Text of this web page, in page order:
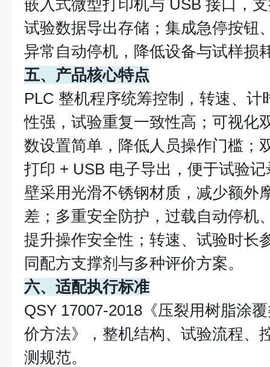
嵌入式微型打印机与 USB 接口，
试验数据导出存储；集成急停按钮
异常自动停机，降低设备与试样损
五、产品核心特点
PLC 整机程序统筹控制，转速、计
性强，试验重复一致性高；可视化
数设置简单，降低人员操作门槛；
打印 + USB 电子导出，便于试验
壁采用光滑不锈钢材质，减少额外
差；多重安全防护，过载自动停机
提升操作安全性；转速、试验时长
同配方支撑剂与多种评价方案。
六、适配执行标准
QSY 17007-2018《压裂用树脂涂
价方法》，整机结构、试验流程、
测规范。